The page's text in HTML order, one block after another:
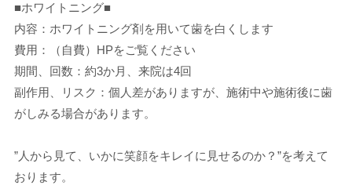
■ホワイトニング■
内容：ホワイトニング剤を用いて歯を白くします
費用：（自費）HPをご覧ください
期間、回数：約3か月、来院は4回
副作用、リスク：個人差がありますが、施術中や施術後に歯
がしみる場合があります。
”人から見て、いかに笑顔をキレイに見せるのか？”を考えて
おります。